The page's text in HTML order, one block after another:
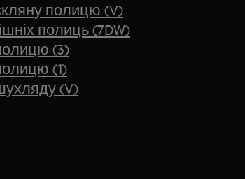
полицю (V)
полиць (7DW)
(3)
(1)
(V)